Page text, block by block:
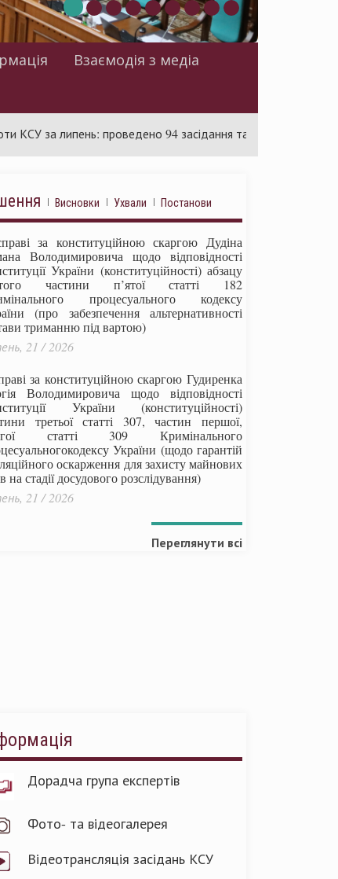
Взаємодія з медіа
липень: проведено 94 засідання та ухвалено 85 актів
Висновки Ухвали Постанови
за конституційною скаргою Дудіна
Володимировича щодо відповідності
України (конституційності) абзацу
частини п’ятої статті 182
процесуального кодексу
(про забезпечення альтернативності
триманню під вартою)
21 / 2026
за конституційною скаргою Гудиренка
Володимировича щодо відповідності
України (конституційності)
третьої статті 307, частин першої,
статті 309 Кримінального
України (щодо гарантій
оскарження для захисту майнових
на стадії досудового розслідування)
21 / 2026
Переглянути всі
Дорадча група експертів
Фото- та відеогалерея
Відеотрансляція засідань КСУ